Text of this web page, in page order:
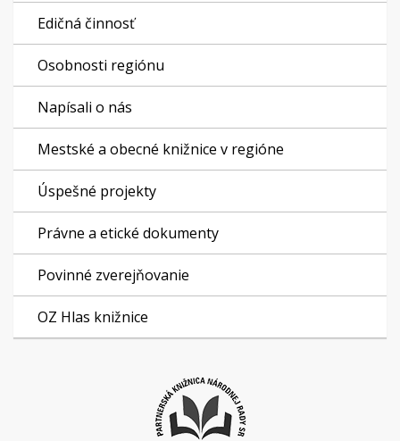
Edičná činnosť
Osobnosti regiónu
Napísali o nás
Mestské a obecné knižnice v regióne
Úspešné projekty
Právne a etické dokumenty
Povinné zverejňovanie
OZ Hlas knižnice